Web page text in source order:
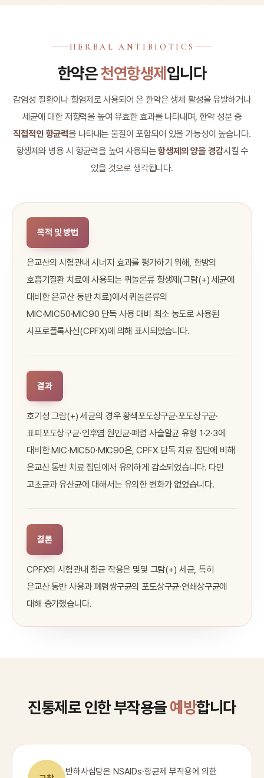
HERBAL ANTIBIOTICS
한약은천연항생제 입니다
감염성 질환이나 항염제로 사용되어 온 한약은 생체 활성을 유발하거나
세균에 대한 저항력을 높여 유효한 효과를 나타내며, 한약 성분 중
직접적인 항균력을 나타내는 물질이 포함되어 있을 가능성이 높습니다.
항생제와 병용 시 항균력을 높여 사용되는항생제의 양을 경감시킬 수
있을 것으로 생각됩니다.
목적 및 방법
은교산의 시험관내 시너지 효과를 평가하기 위해, 한방의
호흡기질환 치료에 사용되는 퀴놀론류 항생제(그람(+) 세균에
대비한 은교산 동반 치료)에서 퀴놀론류의
MIC·MIC50·MIC90 단독 사용 대비 최소 농도로 사용된
시프로플록사신(CPFX)에 의해 표시되었습니다.
결과
호기성 그람(+) 세균의 경우 황색포도상구균·포도상구균·
표피포도상구균·인후염 원인균·폐렴 사슬알균 유형 1·2·3에
대비한 MIC·MIC50·MIC90은, CPFX 단독 치료 집단에 비해
은교산 동반 치료 집단에서 유의하게 감소되었습니다. 다만
고초균과 유산균에 대해서는 유의한 변화가 없었습니다.
결론
CPFX의 시험관내 항균 작용은 몇몇 그람(+) 세균, 특히
은교산 동반 사용과 폐렴쌍구균의 포도상구균·연쇄상구균에
대해 증가했습니다.
진통제로 인한 부작용을예방합니다
반하사심탕은 NSAIDs·항균제 부작용에 의한